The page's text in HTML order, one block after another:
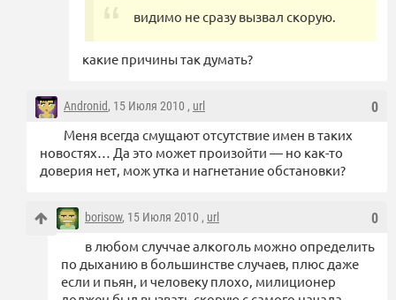
видимо не сразу вызвал скорую.
какие причины так думать?
0
Andronid, 15 Июля 2010 , url
Меня всегда смущают отсутствие имен в таких
новостях… Да это может произойти — но как-то
доверия нет, мож утка и нагнетание обстановки?
0
borisow, 15 Июля 2010 , url
в любом случчае алкоголь можно определить
по дыханию в большинстве случаев, плюс даже
если и пьян, и человеку плохо, милиционер